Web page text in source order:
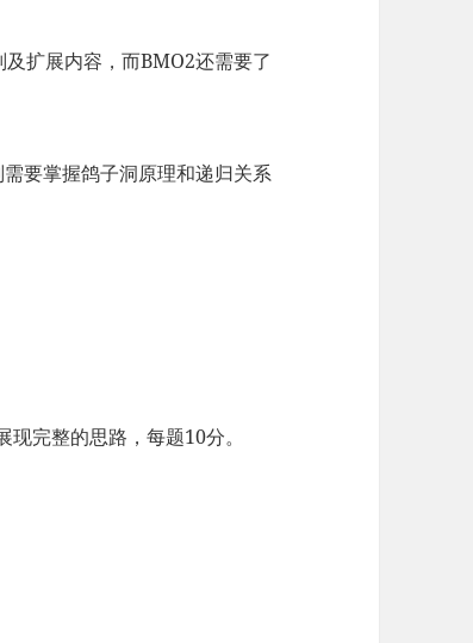
扩展内容，而BMO2还需要了
需要掌握鸽子洞原理和递归关系
现完整的思路，每题10分。